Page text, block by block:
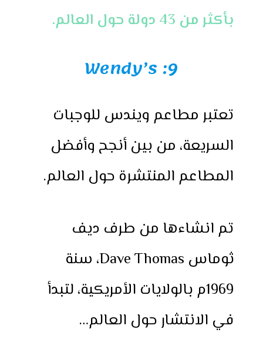
بأكثر من 43 دولة حول العالم.
9: Wendy’s
تعتبر مطاعم ويندس للوجبات
السريعة، من بين أنجح وأفضل
المطاعم المنتشرة حول العالم.
تم انشاءها من طرف ديف
ثوماس Dave Thomas، سنة
1969م بالولايات الأمريكية، لتبدأ
في الانتشار حول العالم…